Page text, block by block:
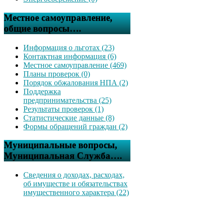
Местное самоуправление,
общие вопросы….
Информация о льготах (23)
Контактная информация (6)
Местное самоуправление (469)
Планы проверок (0)
Порядок обжалования НПА (2)
Поддержка
предпринимательства (25)
Результаты проверок (1)
Статистические данные (8)
Формы обращений граждан (2)
Муниципальные вопросы,
Муниципальная Служба….
Сведения о доходах, расходах,
об имуществе и обязательствах
имущественного характера (22)